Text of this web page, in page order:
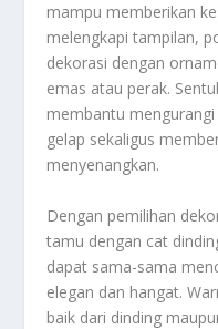
mampu memberikan
melengkapi tampilan,
dekorasi dengan
emas atau perak.
membantu
gelap sekaligus
menyenangkan.
Dengan pemilihan
tamu dengan cat
dapat sama-sama
elegan dan hangat.
baik dari dinding